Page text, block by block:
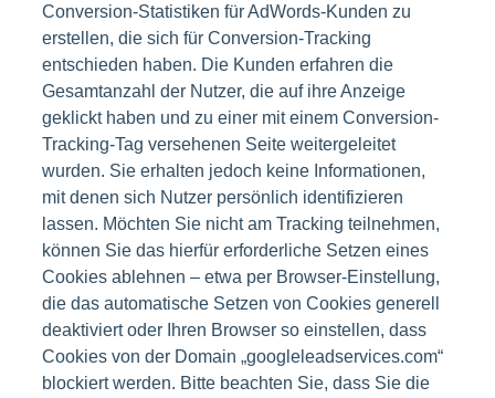
Conversion-Statistiken für AdWords-Kunden zu
erstellen, die sich für Conversion-Tracking
entschieden haben. Die Kunden erfahren die
Gesamtanzahl der Nutzer, die auf ihre Anzeige
geklickt haben und zu einer mit einem Conversion-
Tracking-Tag versehenen Seite weitergeleitet
wurden. Sie erhalten jedoch keine Informationen,
mit denen sich Nutzer persönlich identifizieren
lassen. Möchten Sie nicht am Tracking teilnehmen,
können Sie das hierfür erforderliche Setzen eines
Cookies ablehnen – etwa per Browser-Einstellung,
die das automatische Setzen von Cookies generell
deaktiviert oder Ihren Browser so einstellen, dass
Cookies von der Domain „googleleadservices.com“
blockiert werden. Bitte beachten Sie, dass Sie die